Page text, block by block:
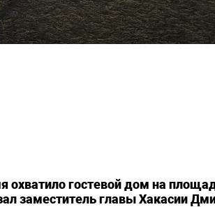
охватило гостевой дом на
заместитель главы Хакасии